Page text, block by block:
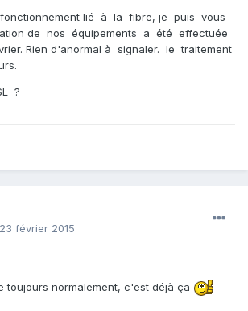
lié à la fibre, je puis vous
de nos équipements a été effectuée
Rien d'anormal à signaler. le traitement
?
février 2015
toujours normalement, c'est déjà ça